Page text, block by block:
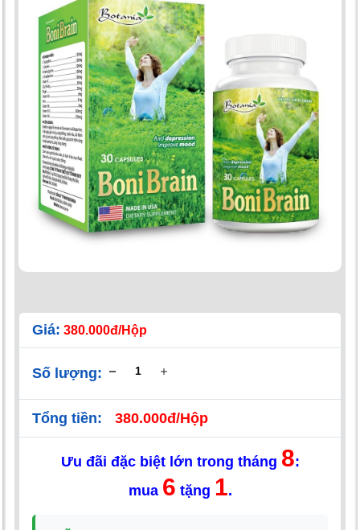
Giá: 380.000đ/Hộp
Số lượng:
Tổng tiền: 380.000đ/Hộp
Ưu đãi đặc biệt lớn trong tháng 8:
mua 6 tặng 1.